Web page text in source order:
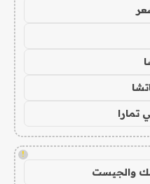
تمارا
!
والجيست